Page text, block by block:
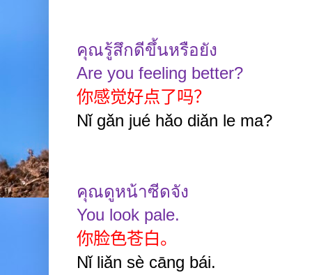
คุณรู้สึกดีขึ้นหรือยัง
Are you feeling better?
你感觉好点了吗？
Nǐ gǎn jué hǎo diǎn le ma?
คุณดูหน้าซีดจัง
You look pale.
你脸色苍白。
Nǐ liǎn sè cāng bái.